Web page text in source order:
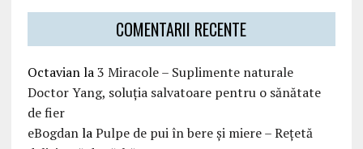
COMENTARII RECENTE
Octavianla3 Miracole – Suplimente naturale
Doctor Yang, soluția salvatoare pentru o sănătate
de fier
eBogdanlaPulpe de pui în bere și miere – Rețetă